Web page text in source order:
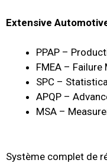
Extensive
PPAP –
FMEA –
SPC –
APQP –
MSA –
Système complet de